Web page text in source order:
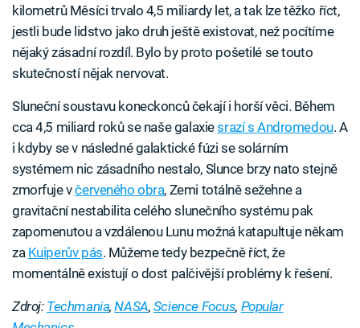
kilometrů Měsíci trvalo 4,5 miliardy let, a tak lze těžko říct,
jestli bude lidstvo jako druh ještě existovat, než pocítíme
nějaký zásadní rozdíl. Bylo by proto pošetilé se touto
skutečností nějak nervovat.
Sluneční soustavu koneckonců čekají i horší věci. Během
cca 4,5 miliard roků se naše galaxiesrazí s Andromedou. A
i kdyby se v následné galaktické fúzi se solárním
systémem nic zásadního nestalo, Slunce brzy nato stejně
zmorfuje včerveného obra, Zemi totálně sežehne a
gravitační nestabilita celého slunečního systému pak
zapomenutou a vzdálenou Lunu možná katapultuje někam
za Kuiperův pás. Můžeme tedy bezpečně říct, že
momentálně existují o dost palčivější problémy k řešení.
Zdroj: Techmania,NASA, Science Focus, Popular